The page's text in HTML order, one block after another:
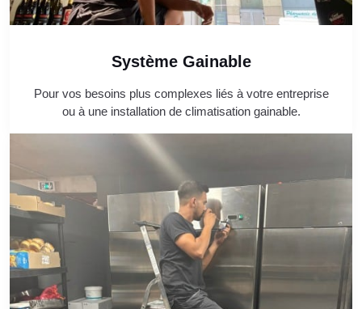
Système Gainable
Pour vos besoins plus complexes liés à votre entreprise
ou à une installation de climatisation gainable.